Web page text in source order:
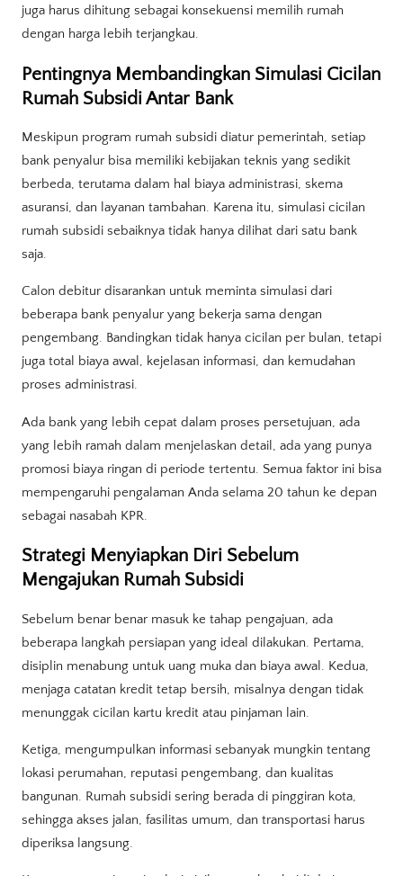
juga harus dihitung sebagai konsekuensi memilih rumah
dengan harga lebih terjangkau.
Pentingnya Membandingkan Simulasi Cicilan
Rumah Subsidi Antar Bank
Meskipun program rumah subsidi diatur pemerintah, setiap
bank penyalur bisa memiliki kebijakan teknis yang sedikit
berbeda, terutama dalam hal biaya administrasi, skema
asuransi, dan layanan tambahan. Karena itu, simulasi cicilan
rumah subsidi sebaiknya tidak hanya dilihat dari satu bank
saja.
Calon debitur disarankan untuk meminta simulasi dari
beberapa bank penyalur yang bekerja sama dengan
pengembang. Bandingkan tidak hanya cicilan per bulan, tetapi
juga total biaya awal, kejelasan informasi, dan kemudahan
proses administrasi.
Ada bank yang lebih cepat dalam proses persetujuan, ada
yang lebih ramah dalam menjelaskan detail, ada yang punya
promosi biaya ringan di periode tertentu. Semua faktor ini bisa
mempengaruhi pengalaman Anda selama 20 tahun ke depan
sebagai nasabah KPR.
Strategi Menyiapkan Diri Sebelum
Mengajukan Rumah Subsidi
Sebelum benar benar masuk ke tahap pengajuan, ada
beberapa langkah persiapan yang ideal dilakukan. Pertama,
disiplin menabung untuk uang muka dan biaya awal. Kedua,
menjaga catatan kredit tetap bersih, misalnya dengan tidak
menunggak cicilan kartu kredit atau pinjaman lain.
Ketiga, mengumpulkan informasi sebanyak mungkin tentang
lokasi perumahan, reputasi pengembang, dan kualitas
bangunan. Rumah subsidi sering berada di pinggiran kota,
sehingga akses jalan, fasilitas umum, dan transportasi harus
diperiksa langsung.